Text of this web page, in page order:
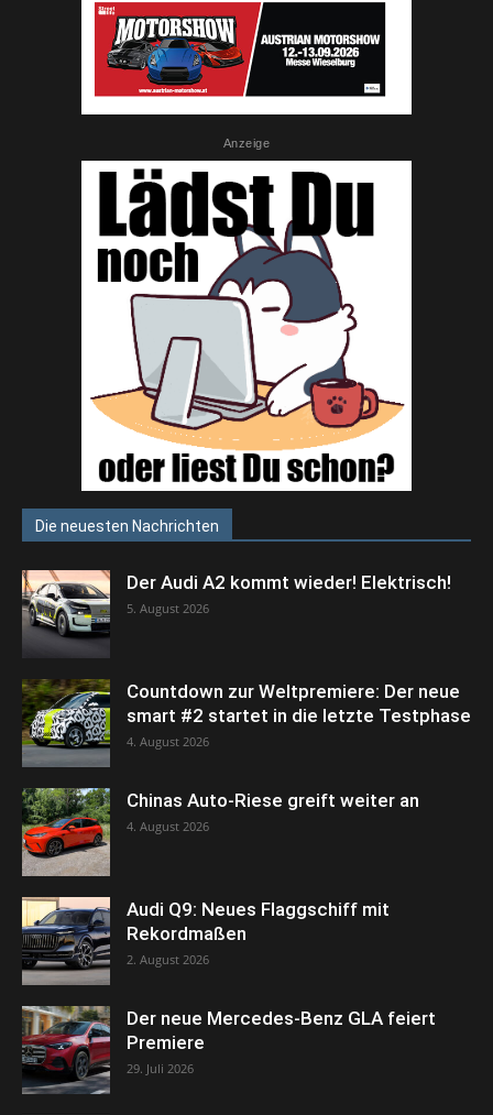
Anzeige
Die neuesten Nachrichten
Der Audi A2 kommt wieder! Elektrisch!
5. August 2026
Countdown zur Weltpremiere: Der neue
smart #2 startet in die letzte Testphase
4. August 2026
Chinas Auto-Riese greift weiter an
4. August 2026
Audi Q9: Neues Flaggschiff mit
Rekordmaßen
2. August 2026
Der neue Mercedes-Benz GLA feiert
Premiere
29. Juli 2026